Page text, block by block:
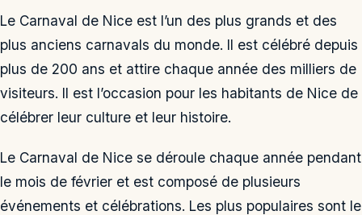
Le Carnaval de Nice est l’un des plus grands et des
plus anciens carnavals du monde. Il est célébré depuis
plus de 200 ans et attire chaque année des milliers de
visiteurs. Il est l’occasion pour les habitants de Nice de
célébrer leur culture et leur histoire.
Le Carnaval de Nice se déroule chaque année pendant
le mois de février et est composé de plusieurs
événements et célébrations. Les plus populaires sont le